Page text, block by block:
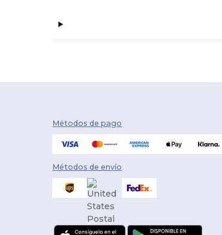
Métodos de pago
Métodos de envío